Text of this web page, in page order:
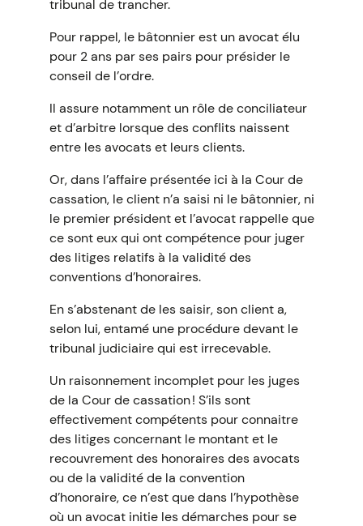
tribunal de trancher.
Pour rappel, le bâtonnier est un avocat élu
pour 2 ans par ses pairs pour présider le
conseil de l’ordre.
Il assure notamment un rôle de conciliateur
et d’arbitre lorsque des conflits naissent
entre les avocats et leurs clients.
Or, dans l’affaire présentée ici à la Cour de
cassation, le client n’a saisi ni le bâtonnier, ni
le premier président et l’avocat rappelle que
ce sont eux qui ont compétence pour juger
des litiges relatifs à la validité des
conventions d’honoraires.
En s’abstenant de les saisir, son client a,
selon lui, entamé une procédure devant le
tribunal judiciaire qui est irrecevable.
Un raisonnement incomplet pour les juges
de la Cour de cassation ! S’ils sont
effectivement compétents pour connaitre
des litiges concernant le montant et le
recouvrement des honoraires des avocats
ou de la validité de la convention
d’honoraire, ce n’est que dans l’hypothèse
où un avocat initie les démarches pour se